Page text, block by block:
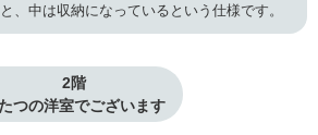
、中は収納になっているという仕様です。
2階
つの洋室でございます